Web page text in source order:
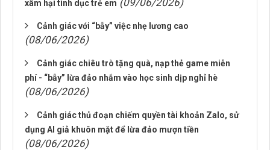
xâm hại tình dục trẻ em (09/06/2026)
Cảnh giác với “bẫy” việc nhẹ lương cao
(08/06/2026)
Cảnh giác chiêu trò tặng quà, nạp thẻ game miễn
phí - “bẫy” lừa đảo nhắm vào học sinh dịp nghỉ hè
(08/06/2026)
Cảnh giác thủ đoạn chiếm quyền tài khoản Zalo, sử
dụng AI giả khuôn mặt để lừa đảo mượn tiền
(08/06/2026)